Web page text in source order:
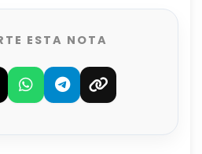
ESTA NOTA